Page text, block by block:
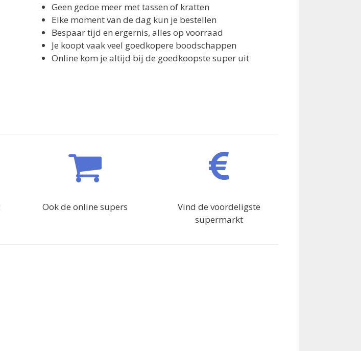
Geen gedoe meer met tassen of kratten
Elke moment van de dag kun je bestellen
Bespaar tijd en ergernis, alles op voorraad
Je koopt vaak veel goedkopere boodschappen
Online kom je altijd bij de goedkoopste super uit
Ook de online supers
Vind de voordeligste
supermarkt